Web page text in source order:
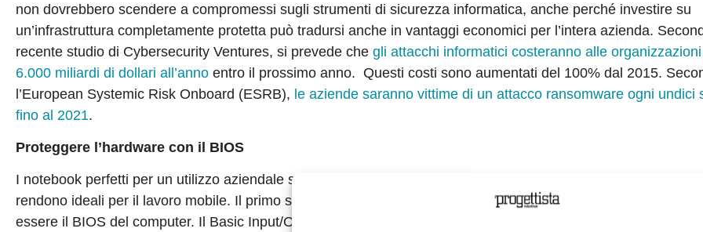
non dovrebbero scendere a compromessi sugli strumenti di sicurezza informatica, anche perché investire su
un’infrastruttura completamente protetta può tradursi anche in vantaggi economici per l’intera azienda.
recente studio di Cybersecurity Ventures, si prevede che gli attacchi informatici costeranno alle
6.000 miliardi di dollari all’anno entro il prossimo anno. Questi costi sono aumentati del 100% dal 2015.
l’European Systemic Risk Onboard (ESRB), le aziende saranno vittime di un attacco ransomware ogni undici
fino al 2021.
Proteggere l’hardware con il BIOS
I notebook perfetti per un utilizzo aziendale sono quelli che possiedono una buona base di strumenti sicuri che
rendono ideali per il lavoro mobile. Il primo step per un approccio alla sicurezza informatica ben congegnato
essere il BIOS del computer. Il Basic Input/Output System (BIOS) è il firmware preinstallato su un PC: quando il